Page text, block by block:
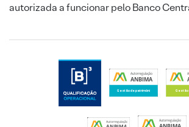
autorizada a funcionar pelo Banco